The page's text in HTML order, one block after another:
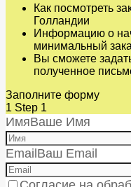
Как посмотреть
Голландии
Информацию о
минимальный
Вы сможете
полученное
Заполните форму
1 Step 1
ИмяВаше Имя
EmailВаш Email